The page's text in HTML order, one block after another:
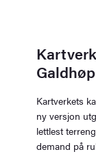
Kartverkets
ny versjon
lettlest
demand på